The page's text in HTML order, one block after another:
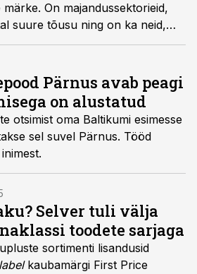
märke. On majandussektorieid,
suure tõusu ning on ka neid,
võtab pisut aega.
Pärnus avab peagi
on alustatud
otsimist oma Baltikumi esimesse
sel suvel Pärnus. Tööd
Selver tuli välja
toodete sarjaga
sortimenti lisandusid
kaubamärgi First Price